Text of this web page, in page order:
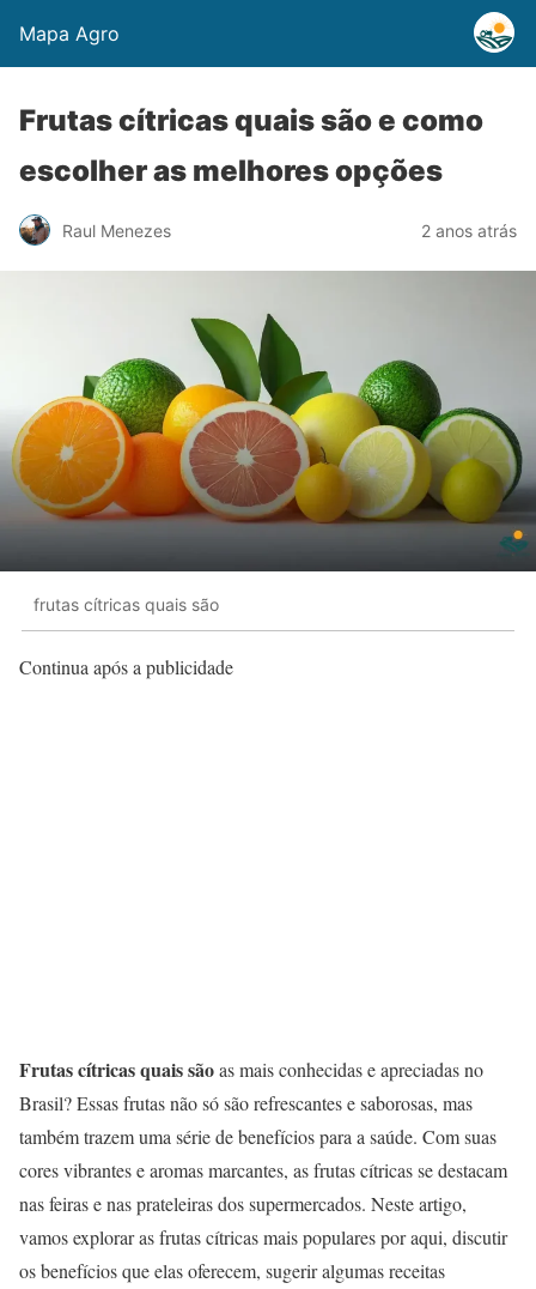
Mapa Agro
Frutas cítricas quais são e como
escolher as melhores opções
Raul Menezes 2 anos atrás
frutas cítricas quais são
Continua após a publicidade
Frutas cítricas quais sãoas mais conhecidas e apreciadas no
Brasil? Essas frutas não só são refrescantes e saborosas, mas
também trazem uma série de benefícios para a saúde. Com suas
cores vibrantes e aromas marcantes, as frutas cítricas se destacam
nas feiras e nas prateleiras dos supermercados. Neste artigo,
vamos explorar as frutas cítricas mais populares por aqui, discutir
os benefícios que elas oferecem, sugerir algumas receitas